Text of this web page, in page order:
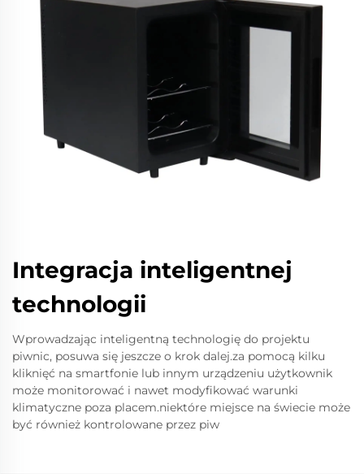
Integracja inteligentnej
technologii
Wprowadzając inteligentną technologię do projektu
piwnic, posuwa się jeszcze o krok dalej.za pomocą kilku
kliknięć na smartfonie lub innym urządzeniu użytkownik
może monitorować i nawet modyfikować warunki
klimatyczne poza placem.niektóre miejsce na świecie może
być również kontrolowane przez piw